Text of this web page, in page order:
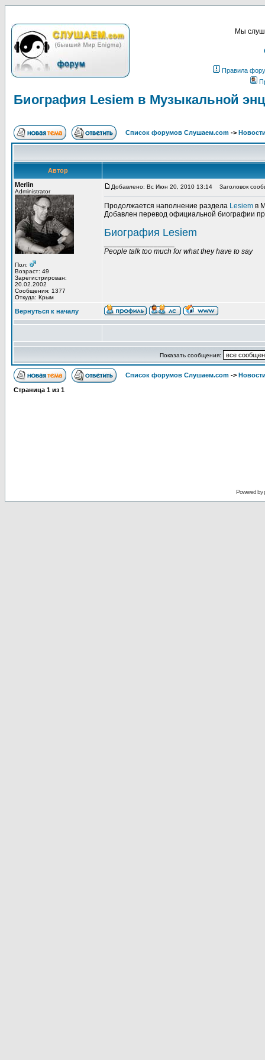
Мы
Правила
Биография Lesiem в Музыкальной
Список форумов Слушаем.com ->
Автор
Merlin
Administrator
Пол:
Возраст: 49
Зарегистрирован:
20.02.2002
Сообщения: 1377
Откуда: Крым
Добавлено: Вс Июн 20, 2010 13:14 Заголовок
Продолжается наполнение раздела Lesiem в
Добавлен перевод официальной биографии
Биография Lesiem
People talk too much for what they have to say
Вернуться к началу
Показать сообщения:
Список форумов Слушаем.com ->
Страница 1 из 1
Powered by